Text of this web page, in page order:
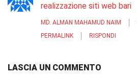
realizzazione siti web bari
MD. ALMAN MAHAMUD NAIM
PERMALINK
RISPONDI
LASCIA UN COMMENTO